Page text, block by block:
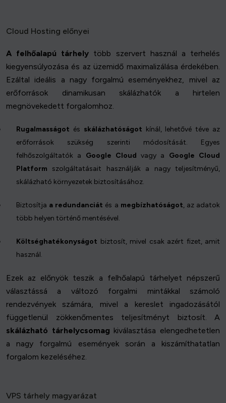
Cloud Hosting előnyei
A felhőalapú tárhely több szervert használ a terhelés
kiegyensúlyozása és az üzemidő maximalizálása érdekében.
Ezáltal ideális a nagy forgalmú eseményekhez, mivel az
erőforrások dinamikusan skálázhatók a hirtelen
megnövekedett forgalomhoz.
Rugalmasságot és skálázhatóságot kínál, lehetővé téve az
erőforrások szükség szerinti módosítását. Egyes
felhőszolgáltatók a Google Cloud vagy a Google Cloud
Platform szolgáltatásait használják a nagy teljesítményű,
skálázható környezetek biztosításához.
Biztosítja a redundanciát és a megbízhatóságot, az adatok
több helyen történő mentésével.
Költséghatékonyságot biztosít, mivel csak azért fizet, amit
használ.
Ezek az előnyök teszik a felhőalapú tárhelyet népszerű
választássá a változó forgalmi mintákkal számoló
rendezvények számára, mivel a kereslet ingadozásától
függetlenül zökkenőmentes teljesítményt biztosít. A
skálázható tárhelycsomag kiválasztása elengedhetetlen
a nagy forgalmú események során a kiszámíthatatlan
forgalom kezeléséhez.
VPS tárhely magyarázat